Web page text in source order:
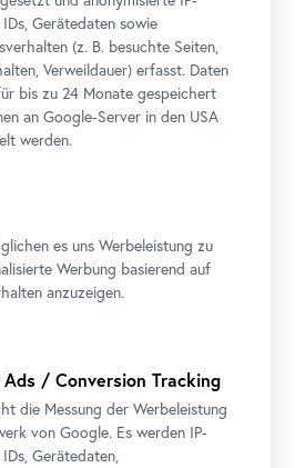
mit Regenbogenfahnen
Wien
IDs, Gerätedaten sowie
(z. B. besuchte Seiten,
Verweildauer) erfasst. Daten
bis zu 24 Monate gespeichert
an Google-Server in den USA
werden.
es uns Werbeleistung zu
Werbung basierend auf
anzuzeigen.
Ads / Conversion Tracking
die Messung der Werbeleistung
von Google. Es werden IP-
Gerätedaten,